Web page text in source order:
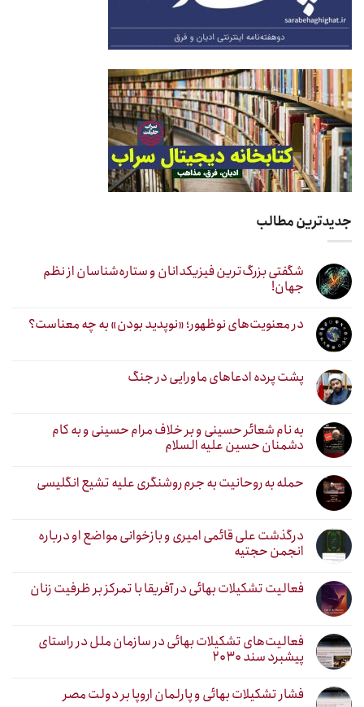
جدیدترین مطالب
شگفتی بزرگ‌ترین فیزیکدانان و ستاره‌شناسان از نظم
جهان!
در معنویت‌های نوظهور؛ «نوپدید بودن» به چه معناست؟
پشت پرده ادعاهای ماورایی در جنگ
به نام شعائر حسینی و بر خلاف مرام حسینی و به کام
دشمنان حسین علیه السلام
حمله به روحانیت به جرم روشنگری علیه تشیع انگلیسی
درگذشت علی قائمی امیری و بازخوانی مواضع او درباره
انجمن حجتیه
فعالیت تشکیلات بهائی در آفریقا با تمرکز بر ظرفیت زنان
فعالیت‌های تشکیلات بهائی در سازمان ملل در راستای
پیشبرد سند ۲۰۳۰
فشار تشکیلات بهائی و پارلمان اروپا بر دولت مصر